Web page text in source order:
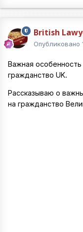
British
Опубликовано
Важная особенность
гражданство UK.
Рассказываю о
на гражданство